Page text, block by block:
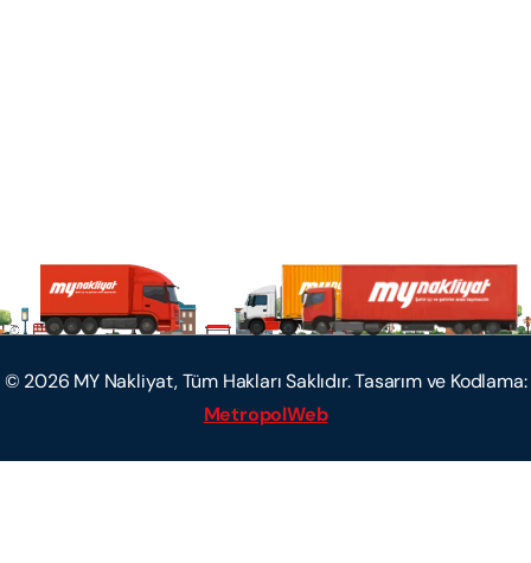
© 2026 MY Nakliyat, Tüm Hakları Saklıdır. Tasarım ve Kodlama:
MetropolWeb